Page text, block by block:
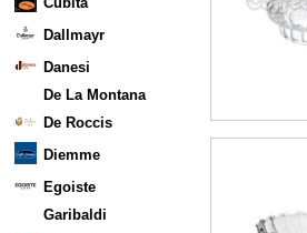
Dallmayr
Danesi
De La Montana
De Roccis
Diemme
Egoiste
Garibaldi